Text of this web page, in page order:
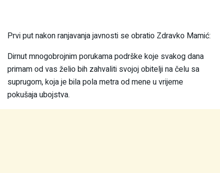
Prvi put nakon ranjavanja javnosti se obratio Zdravko Mamić:
Dirnut mnogobrojnim porukama podrške koje svakog dana
primam od vas želio bih zahvaliti svojoj obitelji na čelu sa
suprugom, koja je bila pola metra od mene u vrijeme
pokušaja ubojstva.